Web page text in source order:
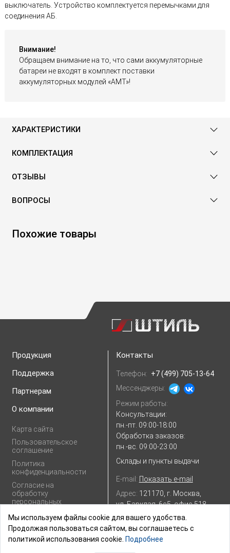
выключатель. Устройство комплектуется перемычками для
соединения АБ.
Внимание!
Обращаем внимание на то, что сами аккумуляторные
батареи не входят в комплект поставки
аккумуляторных модулей «АМТ»!
ХАРАКТЕРИСТИКИ
КОМПЛЕКТАЦИЯ
ОТЗЫВЫ
ВОПРОСЫ
Похожие товары
Продукция
Поддержка
Партнерам
О компании
Карта сайта
Пользовательское
соглашение
Политика
конфиденциальности
Согласие на
обработку
персональных
Контакты
Телефон: +7 (499) 705-13-64
Мессенджеры:
Режим работы:
Консультации:
пн.-пт. 09:00-18:00
Обработка заказов:
пн.-вс. 09:00-23:00
Склады и пункты выдачи
E-mail: Показать e-mail
Адрес: 121170, г. Москва,
ул. Барклая, 6с5, офис 518
Посмотреть наЯндекс.картах
Мы используем файлы cookie для вашего удобства.
Продолжая пользоваться сайтом, вы соглашаетесь с
политикой использования cookie. Подробнее